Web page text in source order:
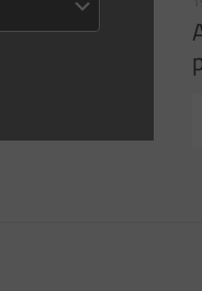
Preservação
Novo